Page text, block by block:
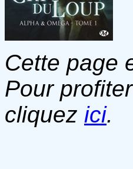
Cette page
Pour
cliquez ici.